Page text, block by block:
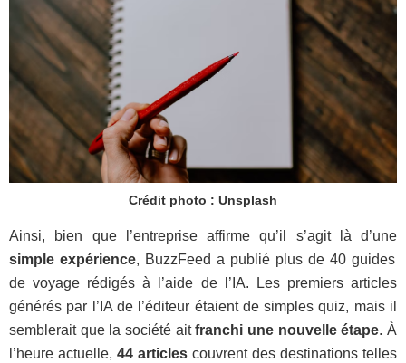
Crédit photo : Unsplash
Ainsi, bien que l’entreprise affirme qu’il s’agit là d’une
simple expérience, BuzzFeed a publié plus de 40 guides
de voyage rédigés à l’aide de l’IA. Les premiers articles
générés par l’IA de l’éditeur étaient de simples quiz, mais il
semblerait que la société aitfranchi une nouvelle étape. À
l’heure actuelle, 44 articles couvrent des destinations telles